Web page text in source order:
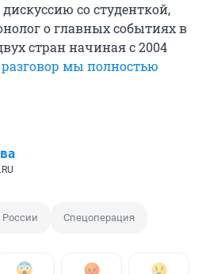
со студенткой,
о главных событиях в
стран начиная с 2004
разговор мы полностью
Спецоперация